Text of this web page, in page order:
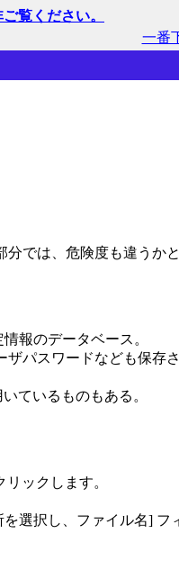
覧ください。
一番
では、危険度も違うかと
報のデータベース。
パスワードなども保存
ているものもある。
ックします。
選択し、ファイル名]